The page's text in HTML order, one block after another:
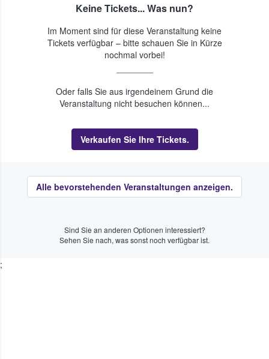
Keine Tickets... Was nun?
Im Moment sind für diese Veranstaltung keine
Tickets verfügbar – bitte schauen Sie in Kürze
nochmal vorbei!
Oder falls Sie aus irgendeinem Grund die
Veranstaltung nicht besuchen können...
Verkaufen Sie Ihre Tickets.
Alle bevorstehenden Veranstaltungen anzeigen.
Sind Sie an anderen Optionen interessiert?
Sehen Sie nach, was sonst noch verfügbar ist.
;